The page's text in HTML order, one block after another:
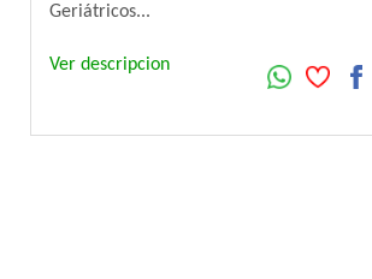
Geriátricos...
Ver descripcion